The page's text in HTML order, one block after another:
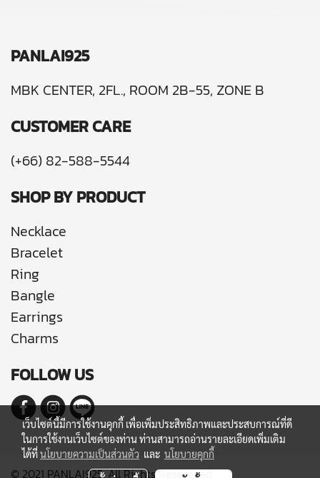
PANLAI925
MBK CENTER, 2FL., ROOM 2B-55, ZONE B
CUSTOMER CARE
(+66) 82-588-5544
SHOP BY PRODUCT
Necklace
Bracelet
Ring
Bangle
Earrings
Charms
FOLLOW US
© 2021 PANLAI925. All Rights Resereved.
เว็บไซต์นี้มีการใช้งานคุกกี้ เพื่อเพิ่มประสิทธิภาพและประสบการณ์ที่ดี
ในการใช้งานเว็บไซต์ของท่าน ท่านสามารถอ่านรายละเอียดเพิ่มเติม
ได้ที่นโยบายความเป็นส่วนตัว และ นโยบายคุกกี้